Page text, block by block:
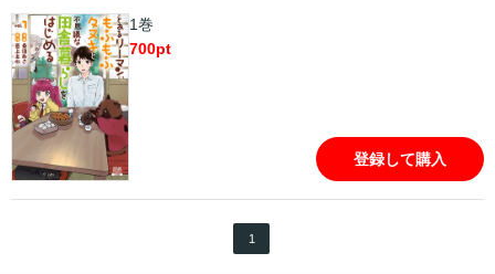
してるし! この町では、モンスターと人間が平和に暮らしているらし
い。 そんな奇妙な田舎町ののんびりスローライフ。
1巻
700pt
登録して購入
1